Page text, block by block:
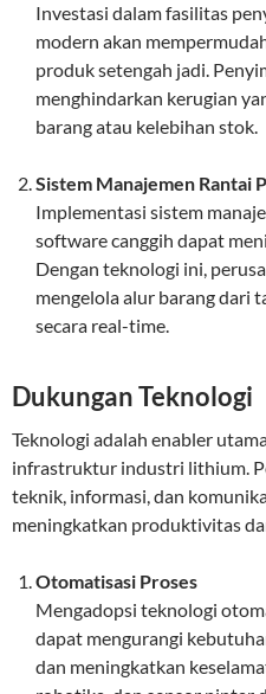
Investasi dalam fasilitas
modern akan
produk setengah jadi.
menghindarkan kerugian
barang atau kelebihan stok.
Sistem Manajemen Rantai
Implementasi sistem
software canggih dapat
Dengan teknologi ini,
mengelola alur barang dari
secara real-time.
Dukungan Teknologi
Teknologi adalah enabler
infrastruktur industri lithium.
teknik, informasi, dan
meningkatkan produktivitas
Otomatisasi Proses
Mengadopsi teknologi
dapat mengurangi
dan meningkatkan